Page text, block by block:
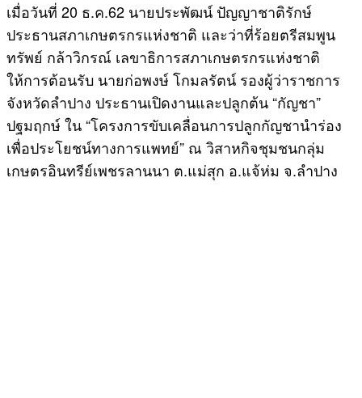
เมื่อวันที่ 20 ธ.ค.62 นายประพัฒน์ ปัญญาชาติรักษ์
ประธานสภาเกษตรกรแห่งชาติ และว่าที่ร้อยตรีสมพูน
ทรัพย์ กล้าวิกรณ์ เลขาธิการสภาเกษตรกรแห่งชาติ
ให้การต้อนรับ นายก่อพงษ์ โกมลรัตน์ รองผู้ว่าราชการ
จังหวัดลำปาง ประธานเปิดงานและปลูกต้น “กัญชา”
ปฐมฤกษ์ ใน “โครงการขับเคลื่อนการปลูกกัญชานำร่อง
เพื่อประโยชน์ทางการแพทย์” ณ วิสาหกิจชุมชนกลุ่ม
เกษตรอินทรีย์เพชรลานนา ต.แม่สุก อ.แจ้ห่ม จ.ลำปาง